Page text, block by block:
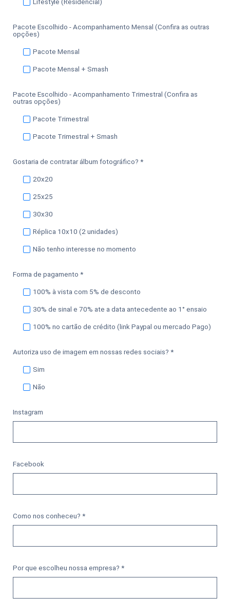
Lifestyle (Residêncial)
Pacote Escolhido - Acompanhamento Mensal (Confira as outras
opções)
Pacote Mensal
Pacote Mensal + Smash
Pacote Escolhido - Acompanhamento Trimestral (Confira as
outras opções)
Pacote Trimestral
Pacote Trimestral + Smash
Gostaria de contratar álbum fotográfico? *
20x20
25x25
30x30
Réplica 10x10 (2 unidades)
Não tenho interesse no momento
Forma de pagamento *
100% à vista com 5% de desconto
30% de sinal e 70% ate a data antecedente ao 1° ensaio
100% no cartão de crédito (link Paypal ou mercado Pago)
Autoriza uso de imagem em nossas redes sociais? *
Sim
Não
Instagram
Facebook
Como nos conheceu? *
Por que escolheu nossa empresa? *